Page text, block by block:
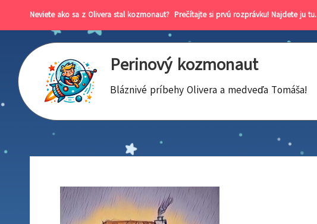
Neviete ako sa z Olivera stal kozmonaut? Prečítajte si prvú rozprávku! Najdete ju tu.
Perinový kozmonaut
Bláznivé príbehy Olivera a medveďa Tomáša!